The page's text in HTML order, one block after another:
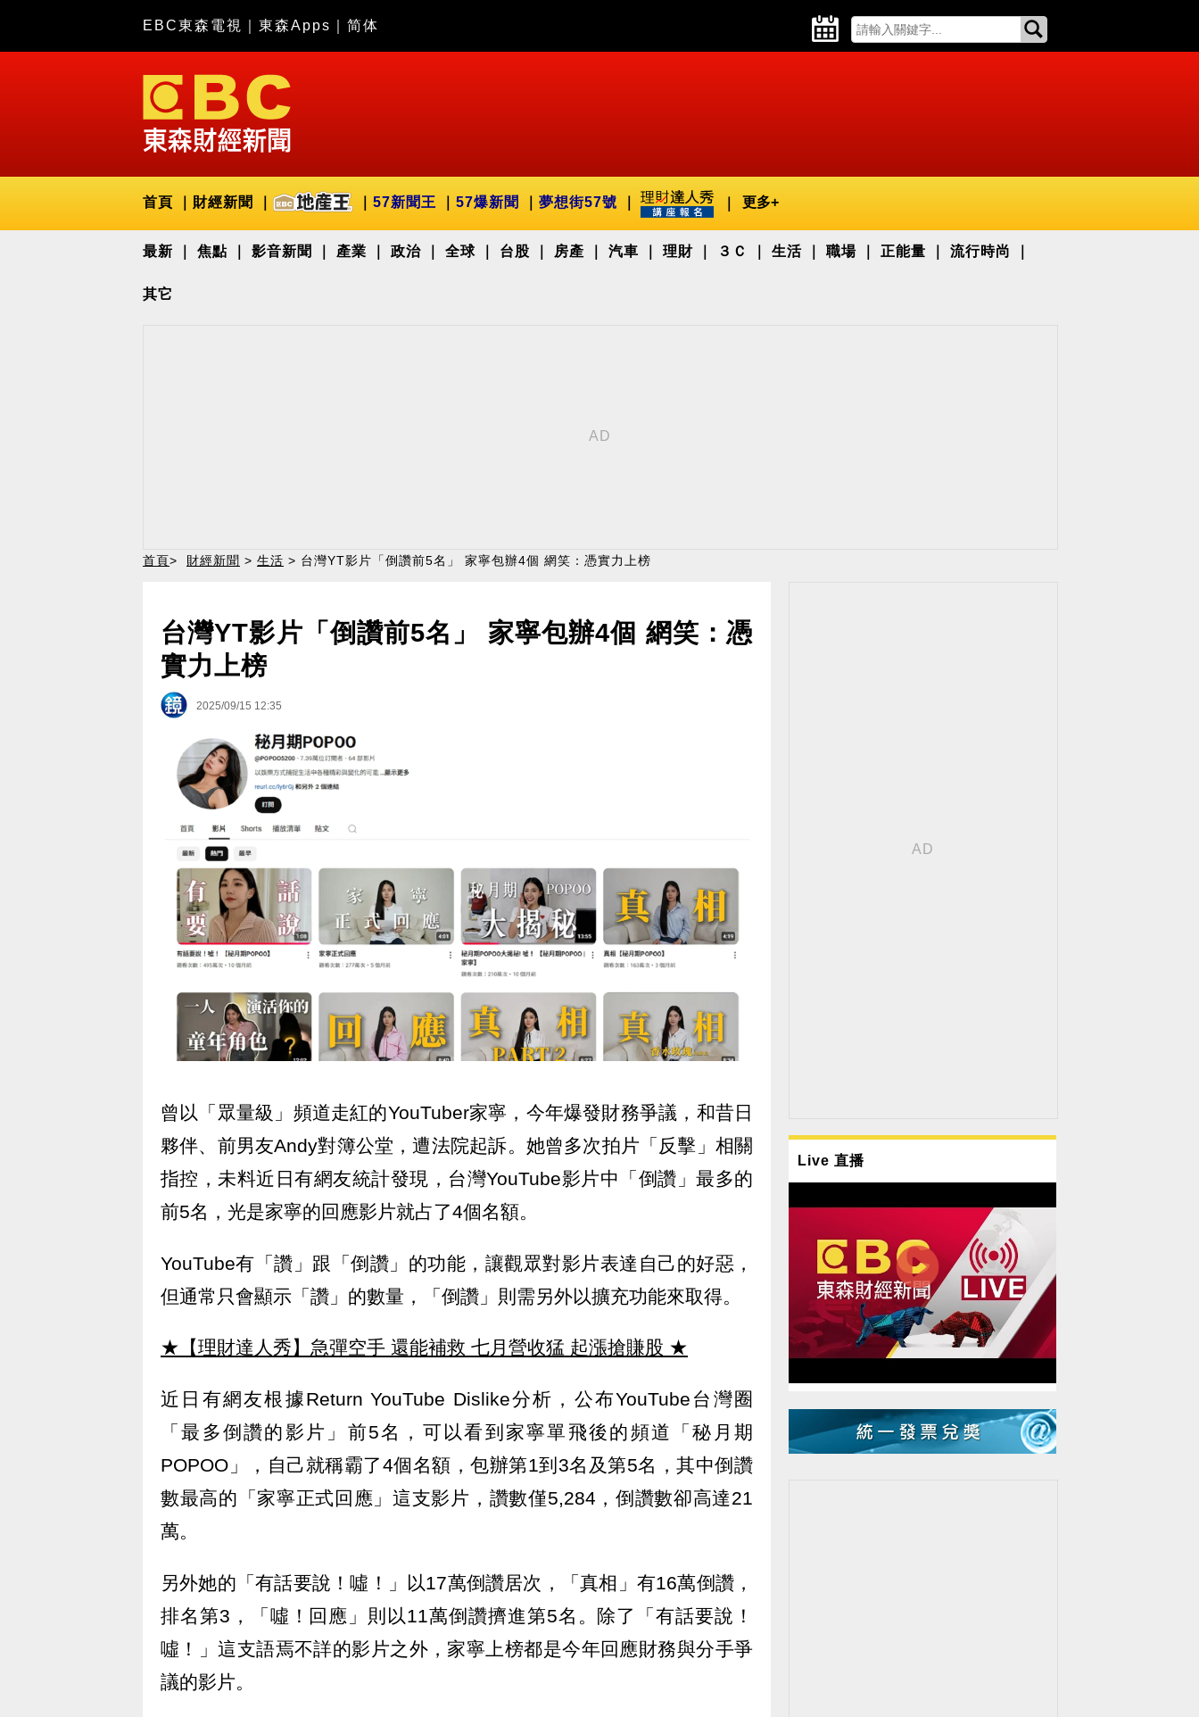
EBC東森電視 東森Apps 简体
首頁 財經新聞 57新聞王 57爆新聞 夢想街57號 更多+
最新 焦點 影音新聞 產業 政治 全球 台股 房產 汽車 理財 ３Ｃ 生活 職場 正能量 流行時尚
其它
首頁> 財經新聞 > 生活 > 台灣YT影片「倒讚前5名」 家寧包辦4個 網笑：憑實力上榜
台灣YT影片「倒讚前5名」 家寧包辦4個 網笑：憑
實力上榜
2025/09/15 12:35
曾以「眾量級」頻道走紅的YouTuber家寧，今年爆發財務爭議，和昔日
夥伴、前男友Andy對簿公堂，遭法院起訴。她曾多次拍片「反擊」相關
指控，未料近日有網友統計發現，台灣YouTube影片中「倒讚」最多的
前5名，光是家寧的回應影片就占了4個名額。
YouTube有「讚」跟「倒讚」的功能，讓觀眾對影片表達自己的好惡，
但通常只會顯示「讚」的數量，「倒讚」則需另外以擴充功能來取得。
★【理財達人秀】急彈空手 還能補救 七月營收猛 起漲搶賺股 ★
近日有網友根據Return YouTube Dislike分析，公布YouTube台灣圈
「最多倒讚的影片」前5名，可以看到家寧單飛後的頻道「秘月期
POPOO」，自己就稱霸了4個名額，包辦第1到3名及第5名，其中倒讚
數最高的「家寧正式回應」這支影片，讚數僅5,284，倒讚數卻高達21
萬。
另外她的「有話要說！噓！」以17萬倒讚居次，「真相」有16萬倒讚，
排名第3，「噓！回應」則以11萬倒讚擠進第5名。除了「有話要說！
噓！」這支語焉不詳的影片之外，家寧上榜都是今年回應財務與分手爭
議的影片。
Live 直播